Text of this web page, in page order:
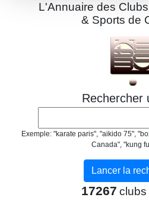
L'Annuaire des
& Sports de
Rechercher
Exemple: "karate paris", "aikido 75",
Canada", "kung
17267 clubs